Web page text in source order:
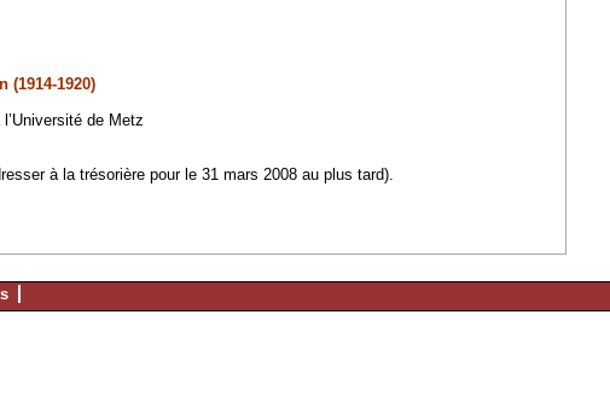
(1914-1920)
de Metz
à la trésorière pour le 31 mars 2008 au plus tard).